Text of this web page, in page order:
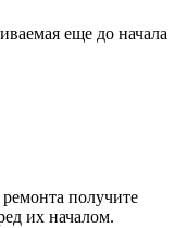
еще до начала
получите
их началом.